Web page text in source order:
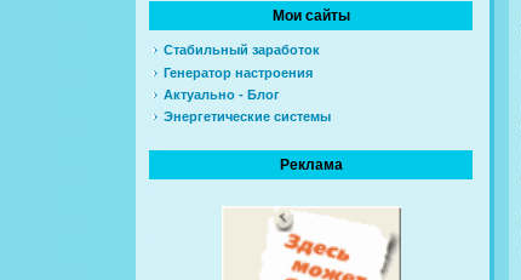
Мои сайты
Стабильный заработок
Генератор настроения
Актуально - Блог
Энергетические системы
Реклама